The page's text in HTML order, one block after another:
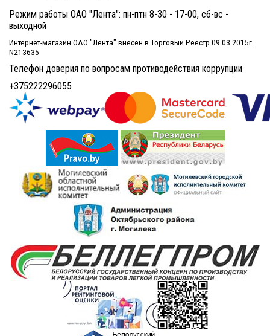
Режим работы ОАО "Лента": пн-птн 8-30 - 17-00, сб-вс -
выходной
Интернет-магазин ОАО "Лента" внесен в Торговый Реестр 09.03.2015г.
N213635
Телефон доверия по вопросам противодействия коррупции
+375222296055